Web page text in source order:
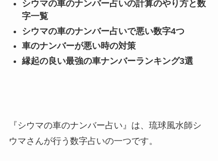
シウマの車のナンバー占いの計算のやり方と数
字一覧
シウマの車のナンバー占いで悪い数字4つ
車のナンバーが悪い時の対策
縁起の良い最強の車ナンバーランキング3選
『シウマの車のナンバー占い』は、琉球風水師シ
ウマさんが行う数字占いの一つです。